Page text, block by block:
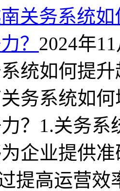
关务系统
？ 2024年
统如何提
务系统如
？1.关务
企业提供
提高运营